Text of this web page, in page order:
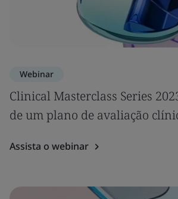
Webinar
Clinical Masterclass Series
de um plano de avaliação
Assista o webinar